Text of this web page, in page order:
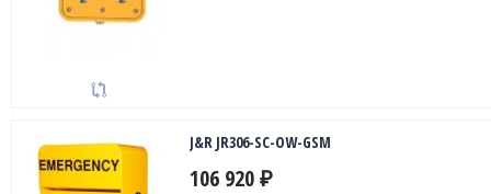
J&R JR306-SC-OW-GSM
106 920 ₽